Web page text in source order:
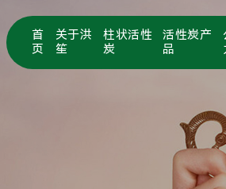
首
页
关于洪
笙
柱状活性
炭
活性炭产
品